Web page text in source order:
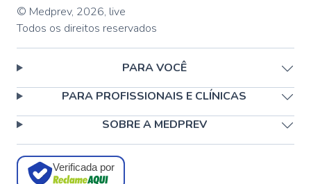
© Medprev, 2026, live
Todos os direitos reservados
PARA VOCÊ
PARA PROFISSIONAIS E CLÍNICAS
SOBRE A MEDPREV
Verificada por